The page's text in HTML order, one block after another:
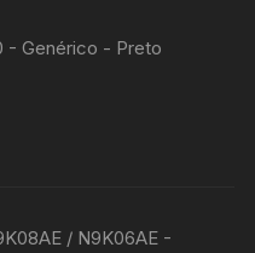
- Genérico - Preto
/ N9K06AE -